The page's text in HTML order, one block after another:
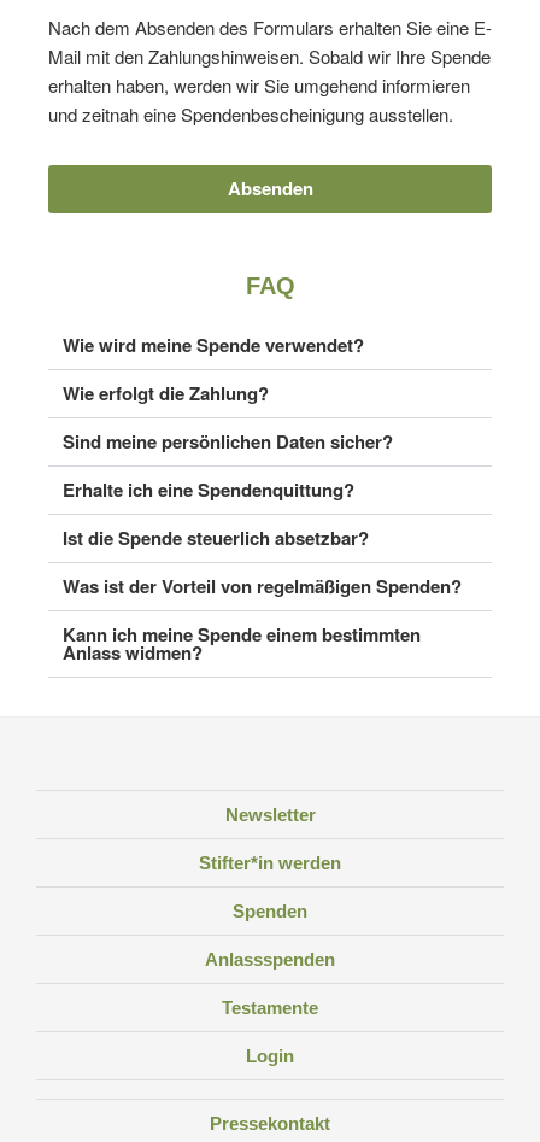
Nach dem Absenden des Formulars erhalten Sie eine E-
Mail mit den Zahlungshinweisen. Sobald wir Ihre Spende
erhalten haben, werden wir Sie umgehend informieren
und zeitnah eine Spendenbescheinigung ausstellen.
Absenden
FAQ
Wie wird meine Spende verwendet?
Wie erfolgt die Zahlung?
Sind meine persönlichen Daten sicher?
Erhalte ich eine Spendenquittung?
Ist die Spende steuerlich absetzbar?
Was ist der Vorteil von regelmäßigen Spenden?
Kann ich meine Spende einem bestimmten
Anlass widmen?
Newsletter
Stifter*in werden
Spenden
Anlassspenden
Testamente
Login
Pressekontakt